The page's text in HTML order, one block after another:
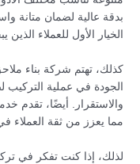
بدقة عالية لضمان متانة
الخيار الأول للعملاء
كذلك، تهتم شركة بناء
الجودة في عملية
والاستقرار. أيضًا، تقدم
مما يعزز من ثقة العملاء
لذلك، إذا كنت تفكر في